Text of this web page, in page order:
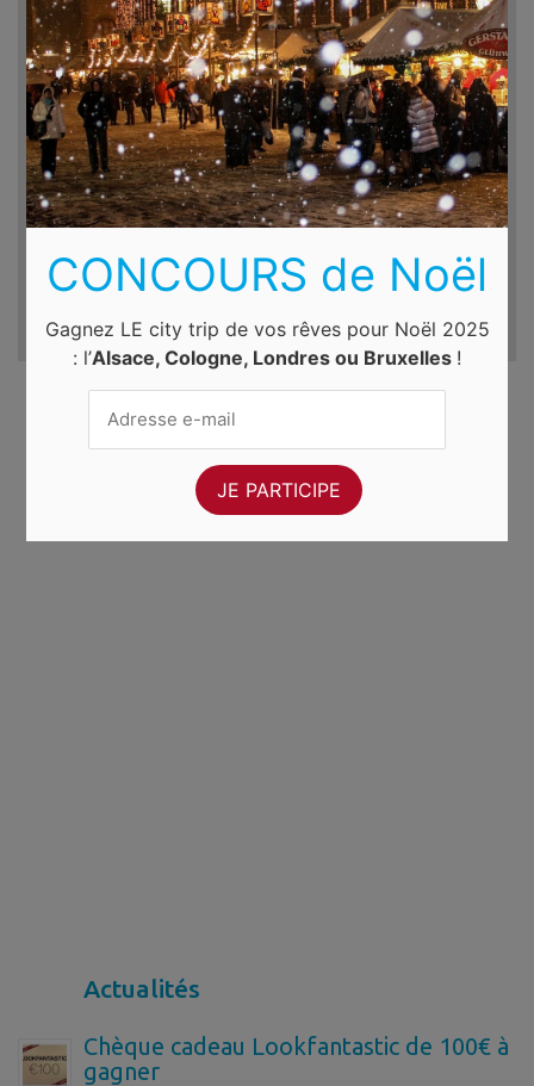
Destination
Du
jeu. 6 août 2026
Au
ven. 7 août 2026
Actualités
Chèque cadeau Lookfantastic de 100€ à
gagner
CONCOURS de Noël
Gagnez LE city trip de vos rêves pour Noël 2025
: l’Alsace, Cologne, Londres ou Bruxelles !